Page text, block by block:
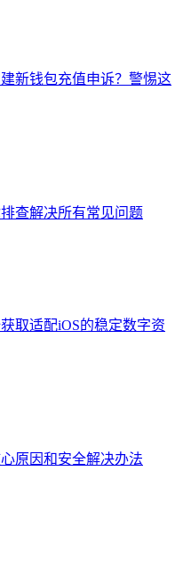
新钱包充值申诉？警惕这
查解决所有常见问题
取适配iOS的稳定数字资
原因和安全解决办法